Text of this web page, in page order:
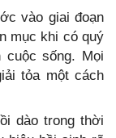
vào giai đoạn
mục khi có quý
cuộc sống. Mọi
tỏa một cách
dào trong thời